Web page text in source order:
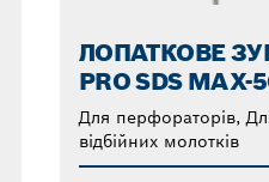
ЛОПАТКОВЕ
PRO SDS MAX-
Для перфораторів,
відбійних молотків